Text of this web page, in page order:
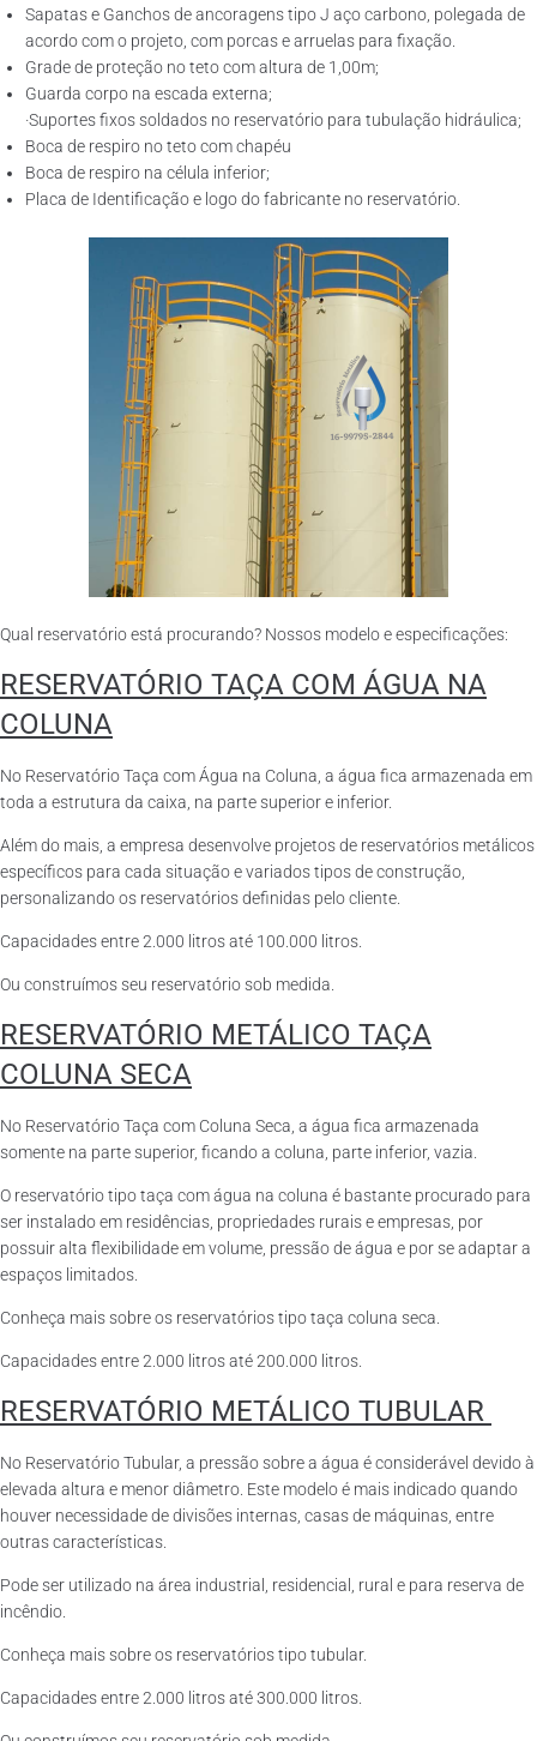
Sapatas e Ganchos de ancoragens tipo J aço carbono, polegada de
acordo com o projeto, com porcas e arruelas para fixação.
Grade de proteção no teto com altura de 1,00m;
Guarda corpo na escada externa;
·Suportes fixos soldados no reservatório para tubulação hidráulica;
Boca de respiro no teto com chapéu
Boca de respiro na célula inferior;
Placa de Identificação e logo do fabricante no reservatório.
Qual reservatório está procurando? Nossos modelo e especificações:
RESERVATÓRIO TAÇA COM ÁGUA NA
COLUNA
No Reservatório Taça com Água na Coluna, a água fica armazenada em
toda a estrutura da caixa, na parte superior e inferior.
Além do mais, a empresa desenvolve projetos de reservatórios metálicos
específicos para cada situação e variados tipos de construção,
personalizando os reservatórios definidas pelo cliente.
Capacidades entre 2.000 litros até 100.000 litros.
Ou construímos seu reservatório sob medida.
RESERVATÓRIO METÁLICO TAÇA
COLUNA SECA
No Reservatório Taça com Coluna Seca, a água fica armazenada
somente na parte superior, ficando a coluna, parte inferior, vazia.
O reservatório tipo taça com água na coluna é bastante procurado para
ser instalado em residências, propriedades rurais e empresas, por
possuir alta flexibilidade em volume, pressão de água e por se adaptar a
espaços limitados.
Conheça mais sobre os reservatórios tipo taça coluna seca.
Capacidades entre 2.000 litros até 200.000 litros.
RESERVATÓRIO METÁLICO TUBULAR
No Reservatório Tubular, a pressão sobre a água é considerável devido à
elevada altura e menor diâmetro. Este modelo é mais indicado quando
houver necessidade de divisões internas, casas de máquinas, entre
outras características.
Pode ser utilizado na área industrial, residencial, rural e para reserva de
incêndio.
Conheça mais sobre os reservatórios tipo tubular.
Capacidades entre 2.000 litros até 300.000 litros.